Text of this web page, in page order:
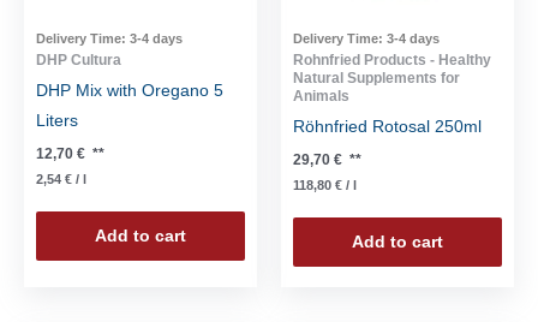
Delivery Time: 3-4 days
DHP Cultura
DHP Mix with Oregano 5
Liters
12,70 € **
2,54 € / l
Add to cart
Delivery Time: 3-4 days
Rohnfried Products - Healthy
Natural Supplements for
Animals
Röhnfried Rotosal 250ml
29,70 € **
118,80 € / l
Add to cart